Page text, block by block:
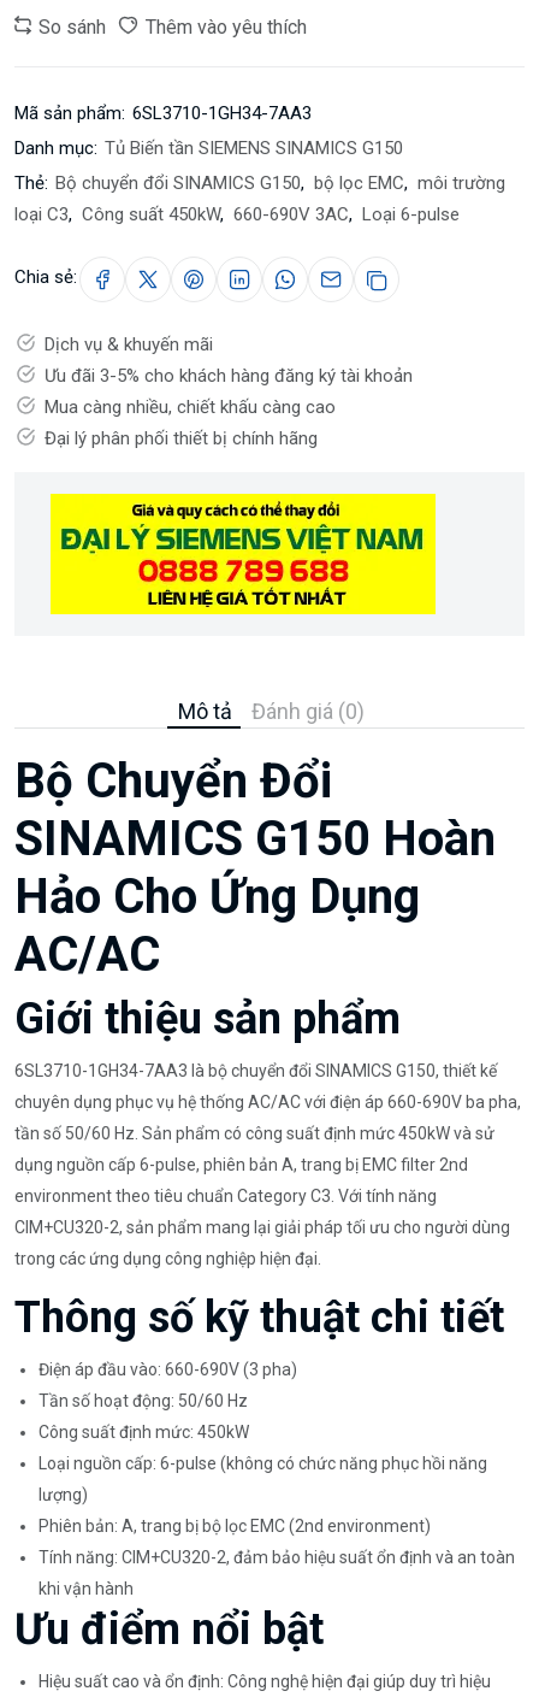
So sánh Thêm vào yêu thích
Mã sản phẩm: 6SL3710-1GH34-7AA3
Danh mục: Tủ Biến tần SIEMENS SINAMICS G150
Thẻ: Bộ chuyển đổi SINAMICS G150, bộ lọc EMC, môi trường
loại C3, Công suất 450kW, 660-690V 3AC, Loại 6-pulse
Chia sẻ:
Dịch vụ & khuyến mãi
Ưu đãi 3-5% cho khách hàng đăng ký tài khoản
Mua càng nhiều, chiết khấu càng cao
Đại lý phân phối thiết bị chính hãng
Mô tả Đánh giá (0)
Bộ Chuyển Đổi
SINAMICS G150 Hoàn
Hảo Cho Ứng Dụng
AC/AC
Giới thiệu sản phẩm
6SL3710-1GH34-7AA3 là bộ chuyển đổi SINAMICS G150, thiết kế
chuyên dụng phục vụ hệ thống AC/AC với điện áp 660-690V ba pha,
tần số 50/60 Hz. Sản phẩm có công suất định mức 450kW và sử
dụng nguồn cấp 6-pulse, phiên bản A, trang bị EMC filter 2nd
environment theo tiêu chuẩn Category C3. Với tính năng
CIM+CU320-2, sản phẩm mang lại giải pháp tối ưu cho người dùng
trong các ứng dụng công nghiệp hiện đại.
Thông số kỹ thuật chi tiết
Điện áp đầu vào: 660-690V (3 pha)
Tần số hoạt động: 50/60 Hz
Công suất định mức: 450kW
Loại nguồn cấp: 6-pulse (không có chức năng phục hồi năng
lượng)
Phiên bản: A, trang bị bộ lọc EMC (2nd environment)
Tính năng: CIM+CU320-2, đảm bảo hiệu suất ổn định và an toàn
khi vận hành
Ưu điểm nổi bật
Hiệu suất cao và ổn định: Công nghệ hiện đại giúp duy trì hiệu